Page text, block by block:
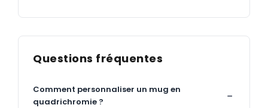
Questions fréquentes
Comment personnaliser un mug en
quadrichromie ?